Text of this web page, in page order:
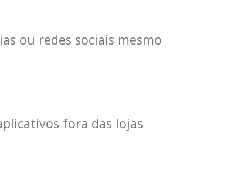
ou redes sociais mesmo
fora das lojas